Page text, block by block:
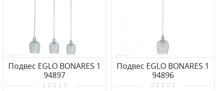
Подвес EGLO BONARES 1
94897
Подвес EGLO BONARES 1
94896